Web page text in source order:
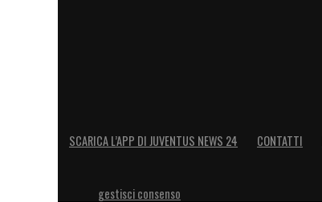
SCARICA L’APP DI JUVENTUS NEWS 24 CONTATTI
gestisci consenso